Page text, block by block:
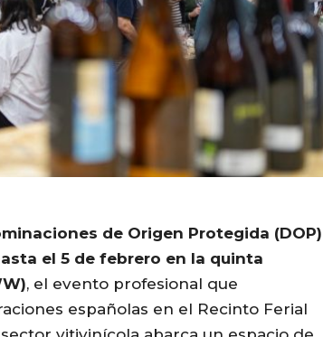
de Origen Protegida (DOP)
el 5 de febrero en la quinta
, el evento profesional que
españolas en el Recinto Ferial